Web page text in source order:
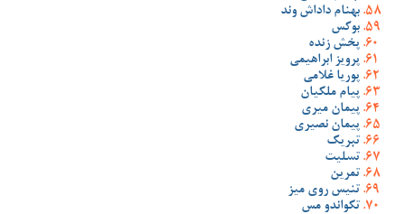
بهنام داداش وند
بوکس
پخش زنده
پرویز ابراهیمی
پوریا غلامی
پیام ملکیان
پیمان میری
پیمان نصیری
تبریک
تسلیت
تمرین
تنیس روی میز
تکواندو مس